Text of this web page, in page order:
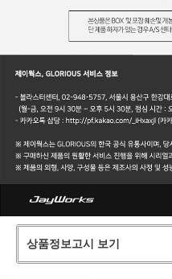
상품정보고시 보기